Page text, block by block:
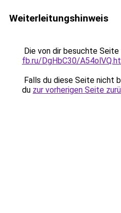
Weiterleitungshinweis
Die von dir besuchte
fb.ru/DgHbC30/
Falls du diese Seite nicht
du zur vorherigen Seite